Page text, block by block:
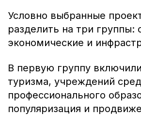
Условно выбранные
разделить на три группы:
экономические и
В первую группу
туризма, учреждений
профессионального
популяризация и